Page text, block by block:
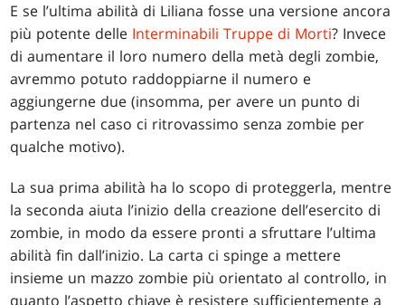
E se l’ultima abilità di Liliana fosse una versione ancora
più potente delle Interminabili Truppe di Morti? Invece
di aumentare il loro numero della metà degli zombie,
avremmo potuto raddoppiarne il numero e
aggiungerne due (insomma, per avere un punto di
partenza nel caso ci ritrovassimo senza zombie per
qualche motivo).
La sua prima abilità ha lo scopo di proteggerla, mentre
la seconda aiuta l’inizio della creazione dell’esercito di
zombie, in modo da essere pronti a sfruttare l’ultima
abilità fin dall’inizio. La carta ci spinge a mettere
insieme un mazzo zombie più orientato al controllo, in
quanto l’aspetto chiave è resistere sufficientemente a